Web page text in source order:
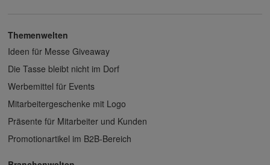
Themenwelten
Ideen für Messe Giveaway
Die Tasse bleibt nicht im Dorf
Werbemittel für Events
Mitarbeitergeschenke mit Logo
Präsente für Mitarbeiter und Kunden
Promotionartikel im B2B-Bereich